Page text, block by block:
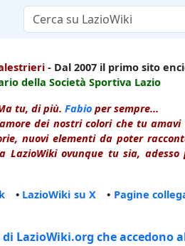
- Dal 2007 il primo sito
della Società Sportiva Lazio
tu, di più. Fabio per sempre...
dei nostri colori che tu
nuovi elementi da poter
LazioWiki ovunque tu sia,
• LazioWiki su X • Pagine
LazioWiki.org che accedono